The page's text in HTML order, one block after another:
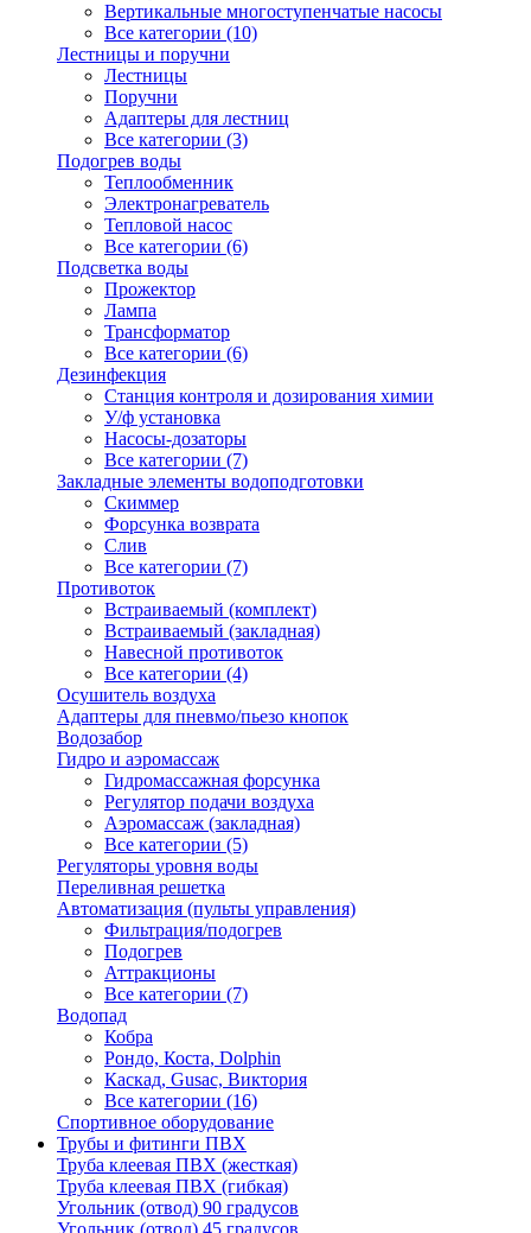
Вертикальные многоступенчатые насосы
Все категории (10)
Лестницы и поручни
Лестницы
Поручни
Адаптеры для лестниц
Все категории (3)
Подогрев воды
Теплообменник
Электронагреватель
Тепловой насос
Все категории (6)
Подсветка воды
Прожектор
Лампа
Трансформатор
Все категории (6)
Дезинфекция
Станция контроля и дозирования химии
У/ф установка
Насосы-дозаторы
Все категории (7)
Закладные элементы водоподготовки
Скиммер
Форсунка возврата
Слив
Все категории (7)
Противоток
Встраиваемый (комплект)
Встраиваемый (закладная)
Навесной противоток
Все категории (4)
Осушитель воздуха
Адаптеры для пневмо/пьезо кнопок
Водозабор
Гидро и аэромассаж
Гидромассажная форсунка
Регулятор подачи воздуха
Аэромассаж (закладная)
Все категории (5)
Регуляторы уровня воды
Переливная решетка
Автоматизация (пульты управления)
Фильтрация/подогрев
Подогрев
Аттракционы
Все категории (7)
Водопад
Кобра
Рондо, Коста, Dolphin
Каскад, Gusac, Виктория
Все категории (16)
Спортивное оборудование
Трубы и фитинги ПВХ
Труба клеевая ПВХ (жесткая)
Труба клеевая ПВХ (гибкая)
Угольник (отвод) 90 градусов
Угольник (отвод) 45 градусов